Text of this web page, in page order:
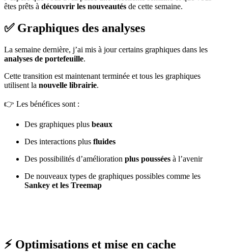
êtes prêts à découvrir les nouveautés de cette semaine.
✅ Graphiques des analyses
La semaine dernière, j’ai mis à jour certains graphiques dans les
analyses de portefeuille.
Cette transition est maintenant terminée et tous les graphiques
utilisent la nouvelle librairie.
👉 Les bénéfices sont :
Des graphiques plus beaux
Des interactions plus fluides
Des possibilités d’amélioration plus poussées à l’avenir
De nouveaux types de graphiques possibles comme les
Sankey et les Treemap
⚡️ Optimisations et mise en cache